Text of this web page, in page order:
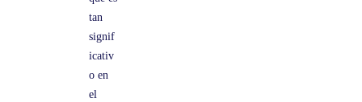
tan
signif
icativ
o en
el